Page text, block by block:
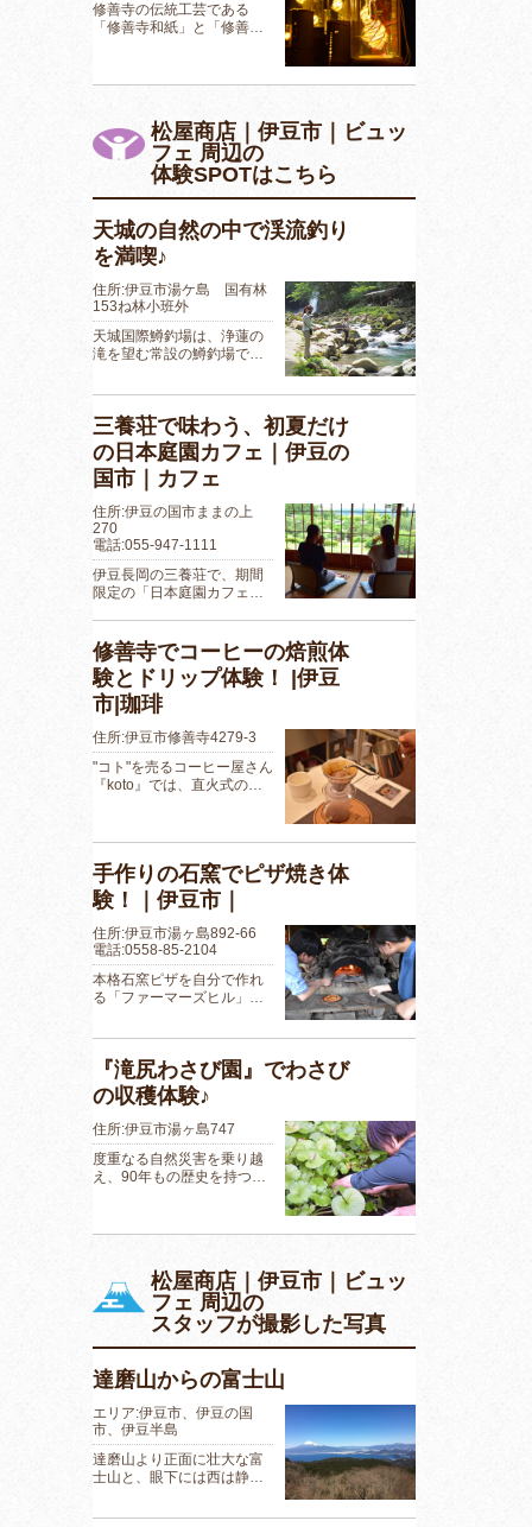
修善寺の伝統工芸である
「修善寺和紙」と「修善…
松屋商店｜伊豆市｜ビュッ
フェ 周辺の
体験SPOTはこちら
天城の自然の中で渓流釣り
を満喫♪
住所:伊豆市湯ケ島 国有林
153ね林小班外
天城国際鱒釣場は、浄蓮の
滝を望む常設の鱒釣場で…
三養荘で味わう、初夏だけ
の日本庭園カフェ｜伊豆の
国市｜カフェ
住所:伊豆の国市ままの上
270
電話:055-947-1111
伊豆長岡の三養荘で、期間
限定の「日本庭園カフェ…
修善寺でコーヒーの焙煎体
験とドリップ体験！ |伊豆
市|珈琲
住所:伊豆市修善寺4279-3
"コト"を売るコーヒー屋さん
『koto』では、直火式の…
手作りの石窯でピザ焼き体
験！｜伊豆市｜
住所:伊豆市湯ヶ島892-66
電話:0558-85-2104
本格石窯ピザを自分で作れ
る「ファーマーズヒル」…
『滝尻わさび園』でわさび
の収穫体験♪
住所:伊豆市湯ヶ島747
度重なる自然災害を乗り越
え、90年もの歴史を持つ…
松屋商店｜伊豆市｜ビュッ
フェ 周辺の
スタッフが撮影した写真
達磨山からの富士山
エリア:伊豆市、伊豆の国
市、伊豆半島
達磨山より正面に壮大な富
士山と、眼下には西は静…